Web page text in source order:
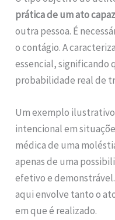
prática de um ato
outra pessoa. É
o contágio. A
essencial, significando
probabilidade real de
Um exemplo
intencional em
médica de uma
apenas de uma
efetivo e
aqui envolve tanto o
em que é realizado.